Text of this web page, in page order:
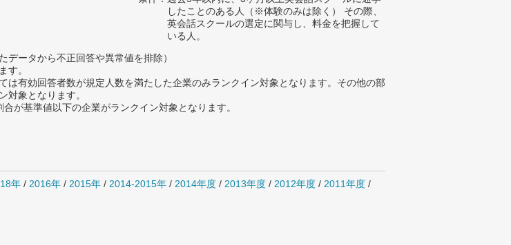
したことのある人（※体験のみは除く） その際、
英会話スクールの選定に関与し、料金を把握して
いる人。
ータから不正回答や異常値を排除）
す。
有効回答者数が規定人数を満たした企業のみランクイン対象となります。その他の部
対象となります。
が基準値以下の企業がランクイン対象となります。
年 / 2016年 / 2015年 / 2014-2015年 / 2014年度 / 2013年度 / 2012年度 / 2011年度 /